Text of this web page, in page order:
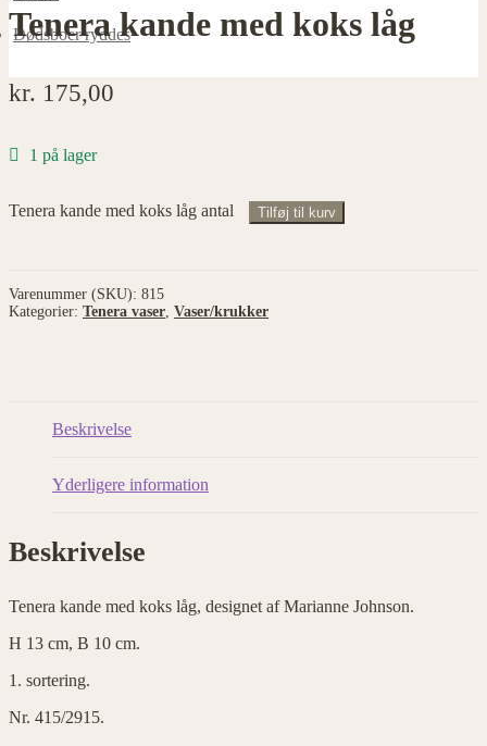
Dødsboer ryddes
Tenera kande med koks låg
kr. 175,00
1 på lager
Tenera kande med koks låg antal Tilføj til kurv
Varenummer (SKU): 815
Kategorier: Tenera vaser Vaser/krukker
Beskrivelse
Yderligere information
Beskrivelse
Tenera kande med koks låg, designet af Marianne Johnson.
H 13 cm, B 10 cm.
1. sortering.
Nr. 415/2915.